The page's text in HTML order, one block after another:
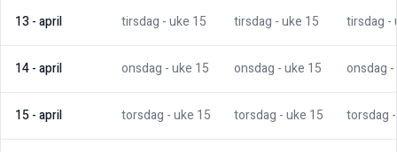
13 -april tirsdag - uke 15 tirsdag - uke 15 tirsdag -
14-april onsdag - uke 15 onsdag - uke 15 onsdag
15-april torsdag - uke 15 torsdag - uke 15 torsdag